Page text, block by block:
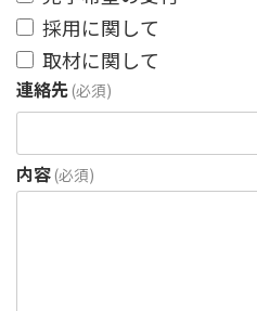
採用に関して
取材に関して
連絡先(必須)
内容(必須)